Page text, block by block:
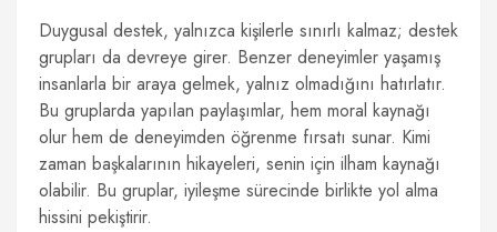
Duygusal destek, yalnızca kişilerle sınırlı kalmaz; destek
grupları da devreye girer. Benzer deneyimler yaşamış
insanlarla bir araya gelmek, yalnız olmadığını hatırlatır.
Bu gruplarda yapılan paylaşımlar, hem moral kaynağı
olur hem de deneyimden öğrenme fırsatı sunar. Kimi
zaman başkalarının hikayeleri, senin için ilham kaynağı
olabilir. Bu gruplar, iyileşme sürecinde birlikte yol alma
hissini pekiştirir.